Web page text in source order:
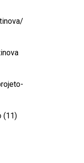
(11)